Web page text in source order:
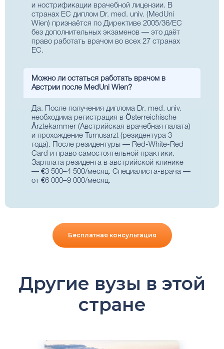
и нострификации врачебной лицензии. В
странах ЕС диплом Dr. med. univ. (MedUni
Wien) признаётся по Директиве 2005/36/EC
без дополнительных экзаменов — это даёт
право работать врачом во всех 27 странах
ЕС.
Можно ли остаться работать врачом в
Австрии после MedUni Wien?
Да. После получения диплома Dr. med. univ.
необходима регистрация в Österreichische
Ärztekammer (Австрийская врачебная палата)
и прохождение Turnusarzt (резидентура 3
года). После резидентуры — Red-White-Red
Card и право самостоятельной практики.
Зарплата резидента в австрийской клинике
— €3 500–4 500/месяц. Специалиста-врача —
от €6 000–9 000/месяц.
Бесплатная консультация
Другие вузы в этой
стране
Английский